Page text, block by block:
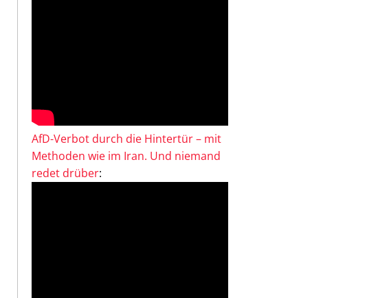
AfD-Verbot durch die Hintertür – mit
Methoden wie im Iran. Und niemand
redet drüber: